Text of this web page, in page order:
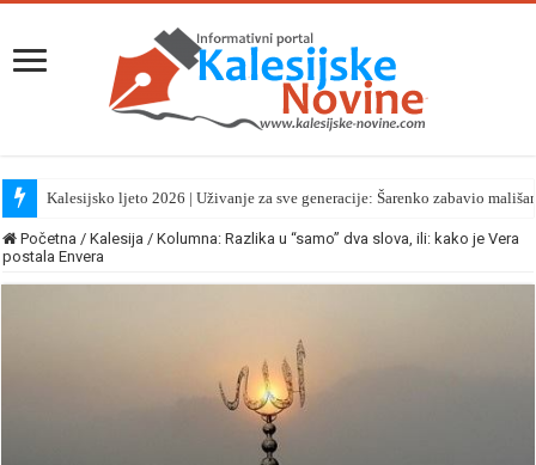
Kalesijsko ljeto 2026 | Uživanje za sve generacije: Šarenko zabavio
Početna / Kalesija / Kolumna: Razlika u “samo” dva slova, ili: kako je Vera
postala Envera